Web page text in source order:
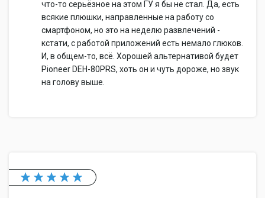
что-то серьёзное на этом ГУ я бы не стал. Да, есть
всякие плюшки, направленные на работу со
смартфоном, но это на неделю развлечений -
кстати, с работой приложений есть немало глюков.
И, в общем-то, всё. Хорошей альтернативой будет
Pioneer DEH-80PRS, хоть он и чуть дороже, но звук
на голову выше.